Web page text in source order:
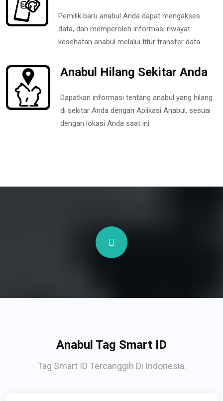
Pemilik baru anabul Anda dapat mengakses
data, dan memperoleh informasi riwayat
kesehatan anabul melalui fitur transfer data.
Anabul Hilang Sekitar Anda
Dapatkan informasi tentang anabul yang hilang
di sekitar Anda dengan Aplikasi Anabul, sesuai
dengan lokasi Anda saat ini.
Anabul Tag Smart ID
Tag Smart ID Tercanggih Di Indonesia.